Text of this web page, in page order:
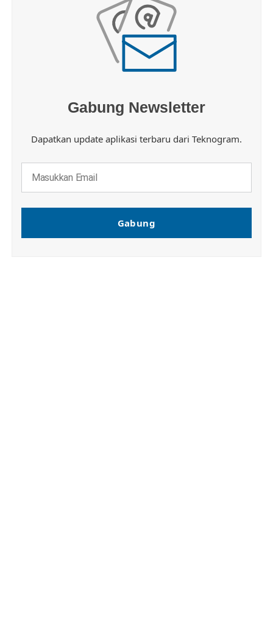
Gabung Newsletter
Dapatkan update aplikasi terbaru dari Teknogram.